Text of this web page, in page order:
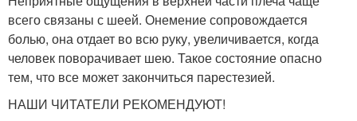
всего связаны с шеей. Онемение сопровождается
болью, она отдает во всю руку, увеличивается, когда
человек поворачивает шею. Такое состояние опасно
тем, что все может закончиться парестезией.
НАШИ ЧИТАТЕЛИ РЕКОМЕНДУЮТ!